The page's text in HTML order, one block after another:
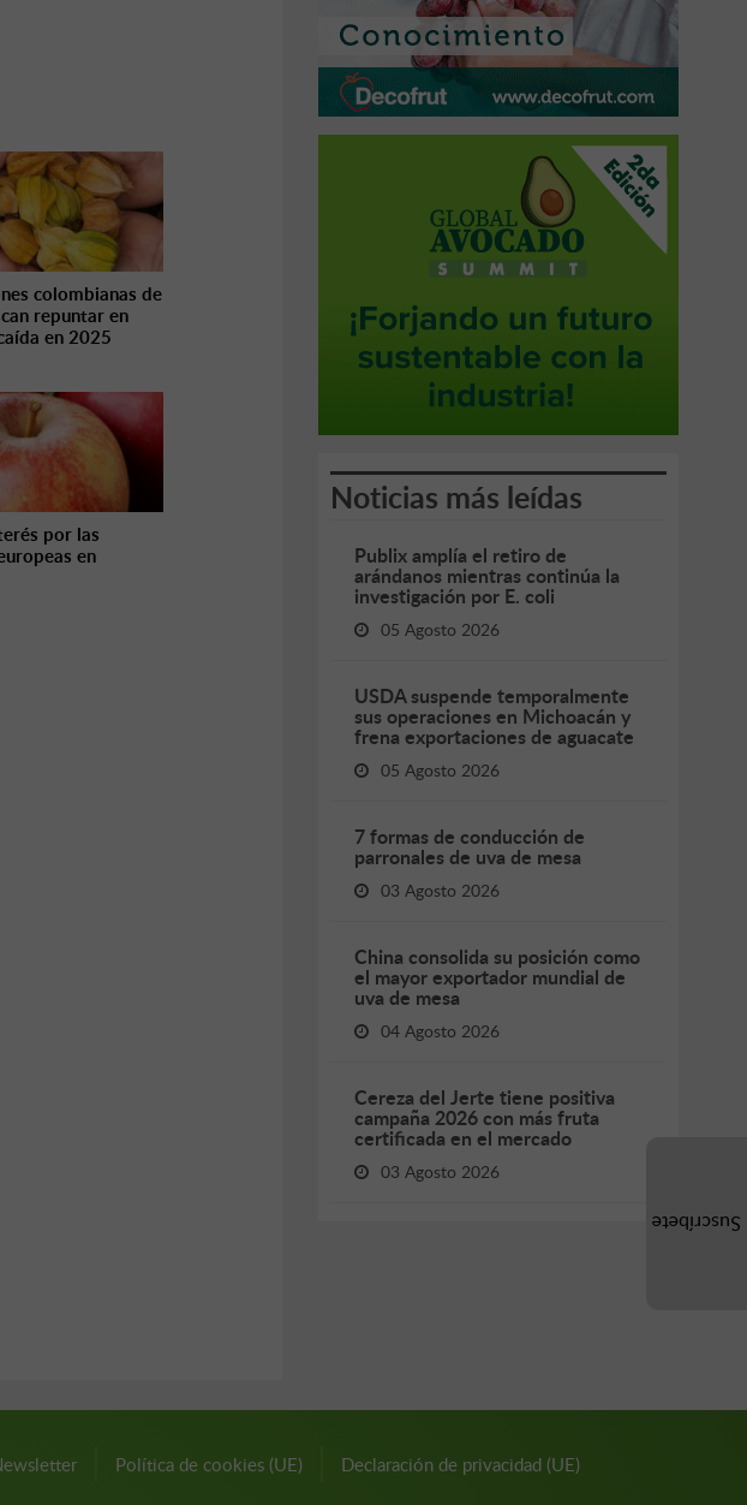
colombianas de
repuntar en
en 2025
por las
en
Noticias más leídas
Publix amplía el retiro de
arándanos mientras continúa la
investigación por E. coli
05 Agosto 2026
USDA suspende temporalmente
sus operaciones en Michoacán y
frena exportaciones de aguacate
05 Agosto 2026
7 formas de conducción de
parronales de uva de mesa
03 Agosto 2026
China consolida su posición como
el mayor exportador mundial de
uva de mesa
04 Agosto 2026
Cereza del Jerte tiene positiva
campaña 2026 con más fruta
certificada en el mercado
03 Agosto 2026
Política de cookies (UE) Declaración de privacidad (UE)
Suscríbete